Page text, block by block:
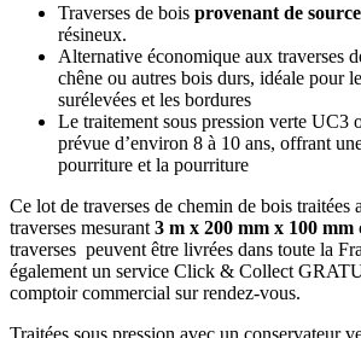
Traverses de bois provenant de
résineux.
Alternative économique aux traverses
chêne ou autres bois durs, idéale pour
surélevées et les bordures
Le traitement sous pression verte UC3
prévue d’environ 8 à 10 ans, offrant
pourriture et la pourriture
Ce lot de traverses de chemin de bois traitées
traverses mesurant 3 m x 200 mm x 100 mm
traverses peuvent être livrées dans toute la
également un service Click & Collect
comptoir commercial sur rendez-vous.
Traitées sous pression avec un conservateur